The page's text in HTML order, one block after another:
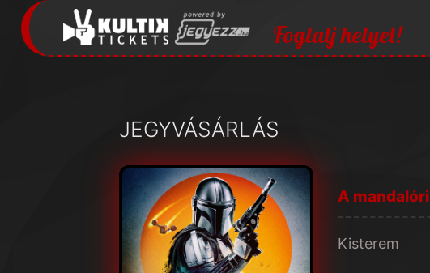
Foglalj helyet!
JEGYVÁSÁRLÁS
A
Kisterem